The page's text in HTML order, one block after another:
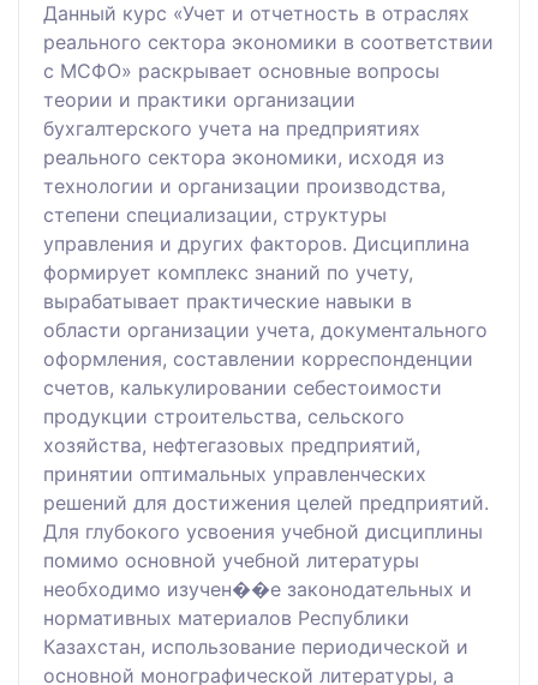
Данный курс «Учет и отчетность в отраслях
реального сектора экономики в соответствии
с МСФО» раскрывает основные вопросы
теории и практики организации
бухгалтерского учета на предприятиях
реального сектора экономики, исходя из
технологии и организации производства,
степени специализации, структуры
управления и других факторов. Дисциплина
формирует комплекс знаний по учету,
вырабатывает практические навыки в
области организации учета, документального
оформления, составлении корреспонденции
счетов, калькулировании себестоимости
продукции строительства, сельского
хозяйства, нефтегазовых предприятий,
принятии оптимальных управленческих
решений для достижения целей предприятий.
Для глубокого усвоения учебной дисциплины
помимо основной учебной литературы
необходимо изучен��е законодательных и
нормативных материалов Республики
Казахстан, использование периодической и
основной монографической литературы, а